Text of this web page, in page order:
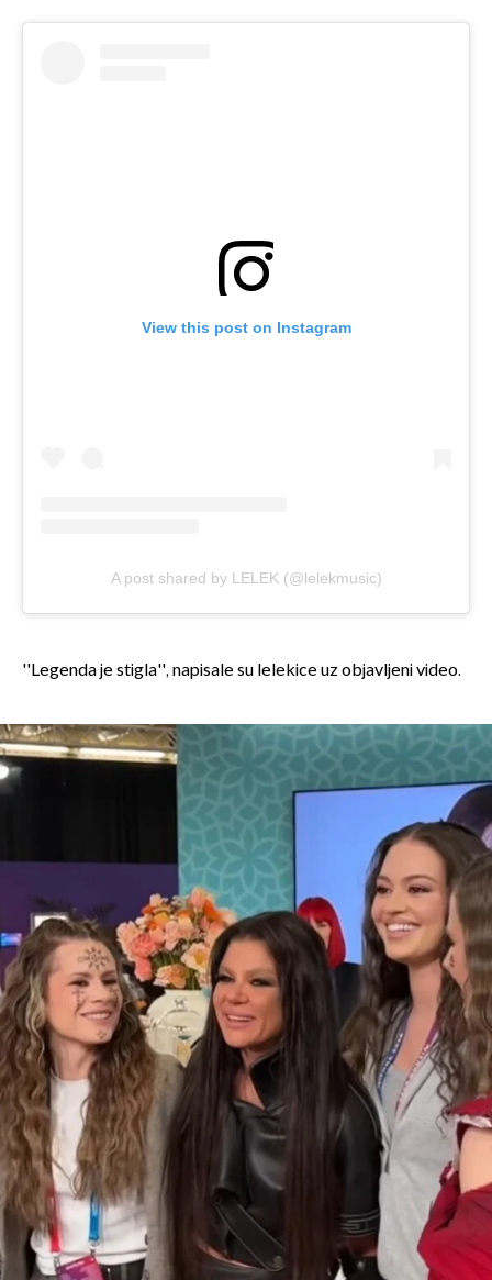
View this post on Instagram
A post shared by LELEK (@lelekmusic)
''Legenda je stigla'', napisale su lelekice uz objavljeni video.